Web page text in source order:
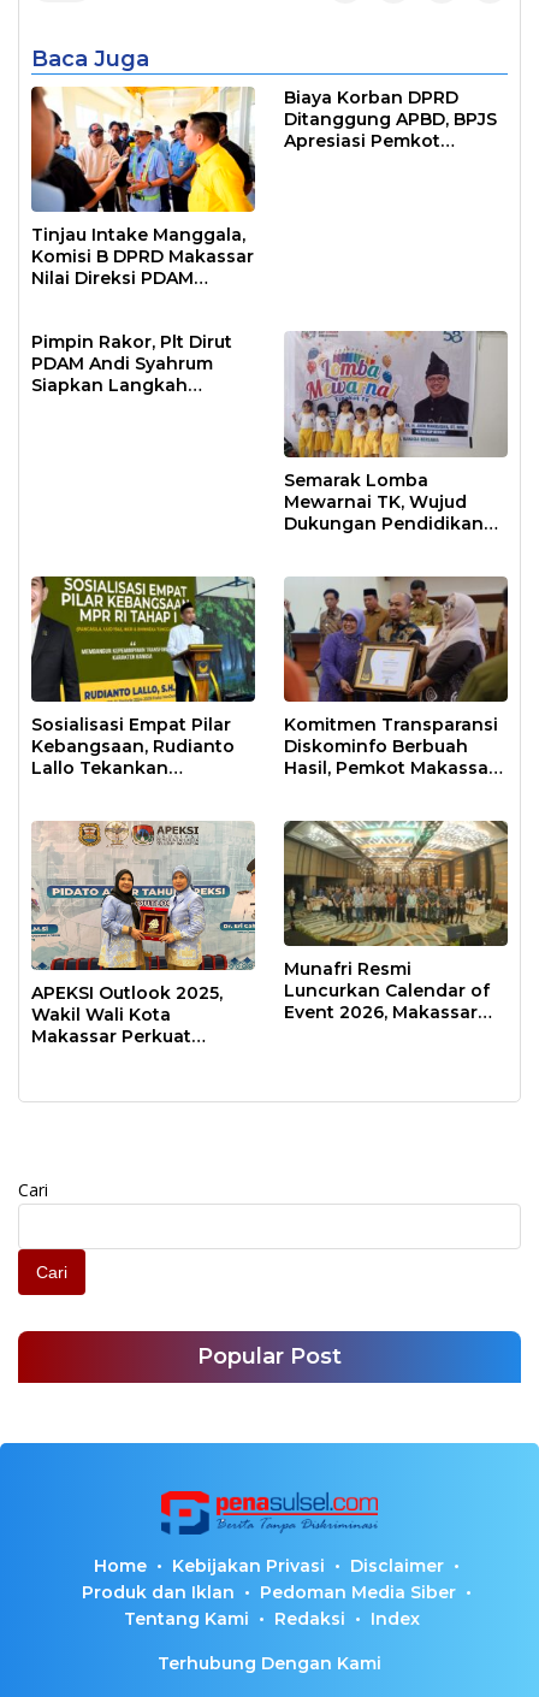
Baca Juga
Tinjau Intake Manggala,
Komisi B DPRD Makassar
Nilai Direksi PDAM
Biaya Korban DPRD
Ditanggung APBD, BPJS
Apresiasi Pemkot
Pimpin Rakor, Plt Dirut
PDAM Andi Syahrum
Siapkan Langkah
Semarak Lomba
Mewarnai TK, Wujud
Dukungan Pendidikan
Sosialisasi Empat Pilar
Kebangsaan, Rudianto
Lallo Tekankan
Komitmen Transparansi
Diskominfo Berbuah
Hasil, Pemkot Makassar
APEKSI Outlook 2025,
Wakil Wali Kota
Makassar Perkuat
Munafri Resmi
Luncurkan Calendar of
Event 2026, Makassar
Cari
Cari
Popular Post
Home Kebijakan Privasi
Disclaimer
Produk dan Iklan
Pedoman Media Siber
Tentang Kami
Redaksi Index
Terhubung Dengan Kami